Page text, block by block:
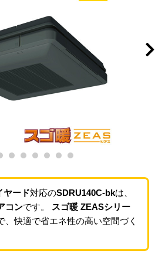
ヤード対応のSDRU140C-bkは、
コンです。
スゴ暖 ZEASシリー
、快適で省エネ性の高い空間づく